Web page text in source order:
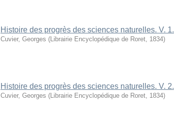
Histoire des progrès des sciences naturelles. V. 1.
Cuvier, Georges (Librairie Encyclopédique de Roret, 1834)
Histoire des progrès des sciences naturelles. V. 2.
Cuvier, Georges (Librairie Encyclopédique de Roret, 1834)